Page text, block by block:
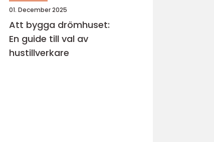
01. December 2025
Att bygga drömhuset:
En guide till val av
hustillverkare